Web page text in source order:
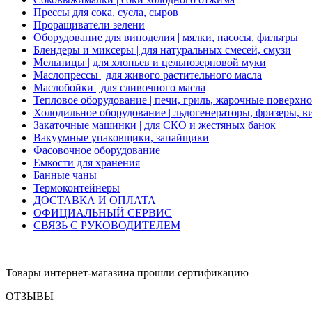
Прессы для сока, сусла, сыров
Проращиватели зелени
Оборудование для виноделия | мялки, насосы, фильтры
Блендеры и миксеры | для натуральных смесей, смузи
Мельницы | для хлопьев и цельнозерновой муки
Маслопрессы | для живого растительного масла
Маслобойки | для сливочного масла
Тепловое оборудование | печи, гриль, жарочные
Холодильное оборудование | льдогенераторы, фризеры,
Закаточные машинки | для СКО и жестяных банок
Вакуумные упаковщики, запайщики
Фасовочное оборудование
Емкости для хранения
Банные чаны
Термоконтейнеры
ДОСТАВКА И ОПЛАТА
ОФИЦИАЛЬНЫЙ СЕРВИС
СВЯЗЬ С РУКОВОДИТЕЛЕМ
Товары интернет-магазина прошли сертификацию
ОТЗЫВЫ